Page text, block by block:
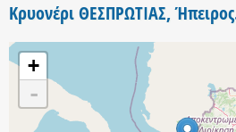
Κρυονέρι ΘΕΣΠΡΩΤΙΑΣ,
+
-